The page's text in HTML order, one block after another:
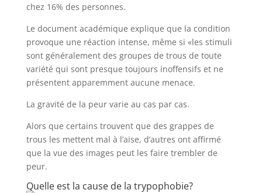
chez 16% des personnes.
Le document académique explique que la condition
provoque une réaction intense, même si «les stimuli
sont généralement des groupes de trous de toute
variété qui sont presque toujours inoffensifs et ne
présentent apparemment aucune menace.
La gravité de la peur varie au cas par cas.
Alors que certains trouvent que des grappes de
trous les mettent mal à l’aise, d’autres ont affirmé
que la vue des images peut les faire trembler de
peur.
Quelle est la cause de la trypophobie?